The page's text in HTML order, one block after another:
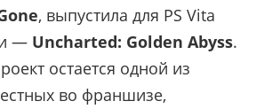
, выпустила для PS Vita
— Uncharted: Golden Abyss.
остается одной из
во франшизе,